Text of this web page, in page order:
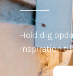
Hold dig
inspiration